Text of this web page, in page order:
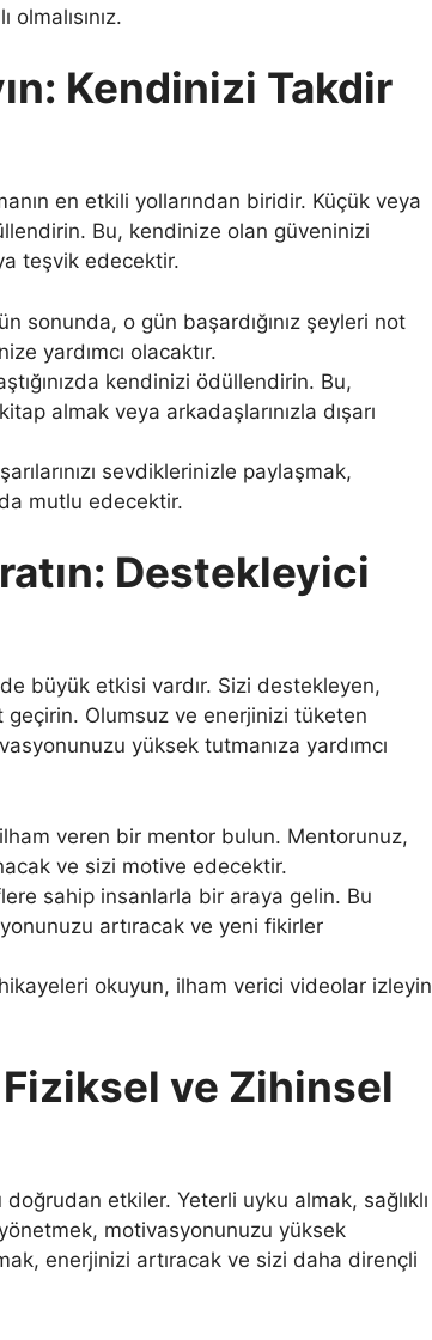
Kendinizi Takdir
en etkili yollarından biridir. Küçük veya
Bu, kendinize olan güveninizi
teşvik edecektir.
sonunda, o gün başardığınız şeyleri not
yardımcı olacaktır.
kendinizi ödüllendirin. Bu,
almak veya arkadaşlarınızla dışarı
sevdiklerinizle paylaşmak,
mutlu edecektir.
Destekleyici
büyük etkisi vardır. Sizi destekleyen,
Olumsuz ve enerjinizi tüketen
yüksek tutmanıza yardımcı
ilham veren bir mentor bulun. Mentorunuz,
ve sizi motive edecektir.
sahip insanlarla bir araya gelin. Bu
artıracak ve yeni fikirler
hikayeleri okuyun, ilham verici videolar izleyin
ve Zihinsel
etkiler. Yeterli uyku almak, sağlıklı
motivasyonunuzu yüksek
enerjinizi artıracak ve sizi daha dirençli